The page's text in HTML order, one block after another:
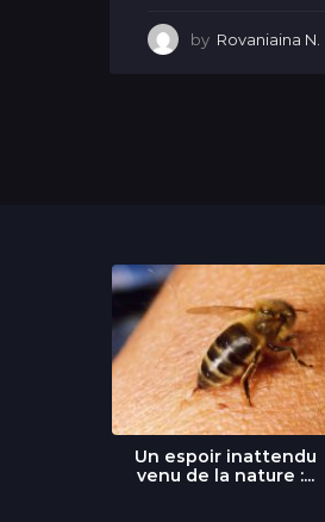
by Rovaniaina N.
Un espoir inattendu
venu de la nature :...